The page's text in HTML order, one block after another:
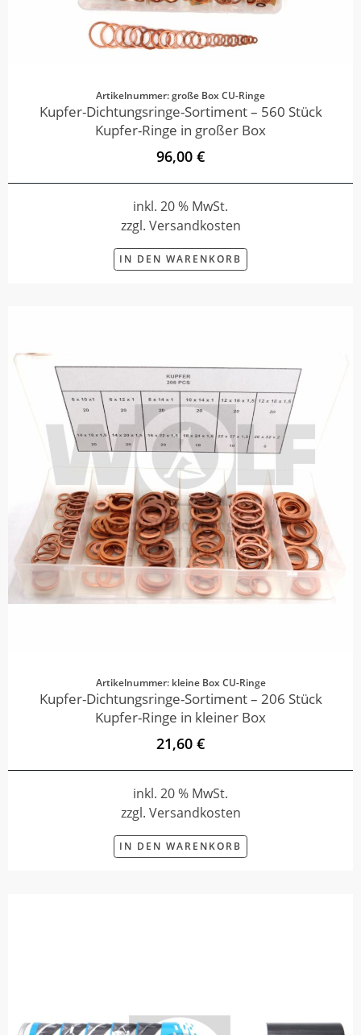
Artikelnummer: große Box CU-Ringe
Kupfer-Dichtungsringe-Sortiment – 560 Stück
Kupfer-Ringe in großer Box
96,00 €
inkl. 20 % MwSt.
zzgl. Versandkosten
IN DEN WARENKORB
Artikelnummer: kleine Box CU-Ringe
Kupfer-Dichtungsringe-Sortiment – 206 Stück
Kupfer-Ringe in kleiner Box
21,60 €
inkl. 20 % MwSt.
zzgl. Versandkosten
IN DEN WARENKORB